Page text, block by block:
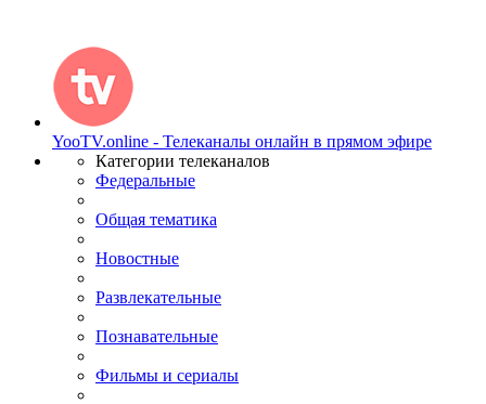
YooTV.online - Телеканалы онлайн в прямом эфире
Категории телеканалов
Федеральные
Общая тематика
Новостные
Развлекательные
Познавательные
Фильмы и сериалы